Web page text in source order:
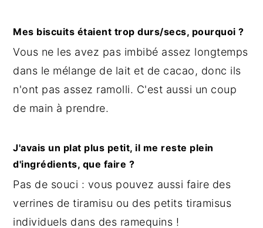
Mes biscuits étaient trop durs/secs, pourquoi ?
Vous ne les avez pas imbibé assez longtemps
dans le mélange de lait et de cacao, donc ils
n'ont pas assez ramolli. C'est aussi un coup
de main à prendre.
J'avais un plat plus petit, il me reste plein
d'ingrédients, que faire ?
Pas de souci : vous pouvez aussi faire des
verrines de tiramisu ou des petits tiramisus
individuels dans des ramequins !